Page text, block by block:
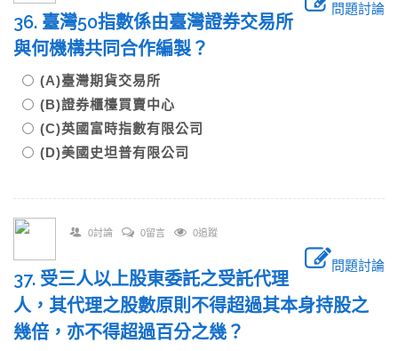
問題討論
36. 臺灣50指數係由臺灣證券交易所
與何機構共同合作編製？
(A)臺灣期貨交易所
(B)證券櫃檯買賣中心
(C)英國富時指數有限公司
(D)美國史坦普有限公司
0討論 0留言 0追蹤
問題討論
37. 受三人以上股東委託之受託代理
人，其代理之股數原則不得超過其本身持股之
幾倍，亦不得超過百分之幾？